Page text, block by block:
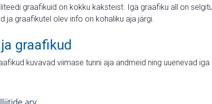
graafikuid on kokku kaksteist. Iga graafiku all on
ja graafikutel olev info on kohaliku aja järgi.
graafikud
kuvavad viimase tunni aja andmeid ning uuenevad iga